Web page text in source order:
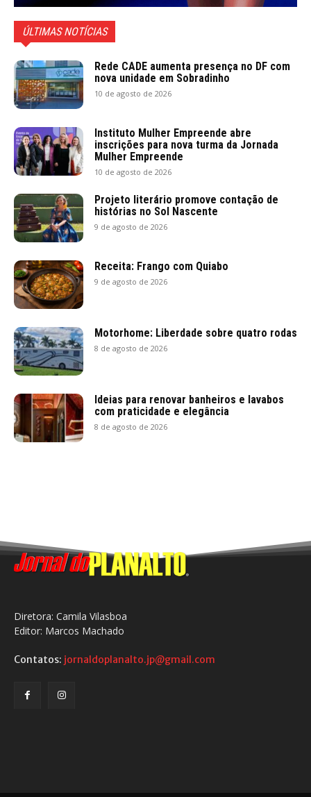
ÚLTIMAS NOTÍCIAS
Rede CADE aumenta presença no DF com
nova unidade em Sobradinho
10 de agosto de 2026
Instituto Mulher Empreende abre
inscrições para nova turma da Jornada
Mulher Empreende
10 de agosto de 2026
Projeto literário promove contação de
histórias no Sol Nascente
9 de agosto de 2026
Receita: Frango com Quiabo
9 de agosto de 2026
Motorhome: Liberdade sobre quatro rodas
8 de agosto de 2026
Ideias para renovar banheiros e lavabos
com praticidade e elegância
8 de agosto de 2026
Diretora: Camila Vilasboa
Editor: Marcos Machado
Contatos: jornaldoplanalto.jp@gmail.com